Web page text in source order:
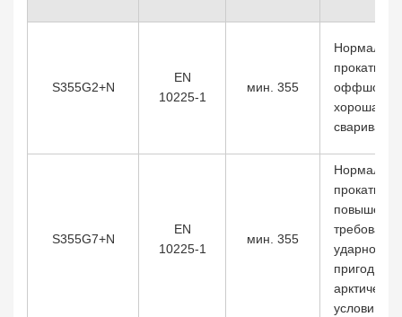
S355G2+N
EN
10225-1
мин. 355
прокатка,
хорошая
S355G7+N
EN
10225-1
мин. 355
прокатка,
ударной
пригодна
условий